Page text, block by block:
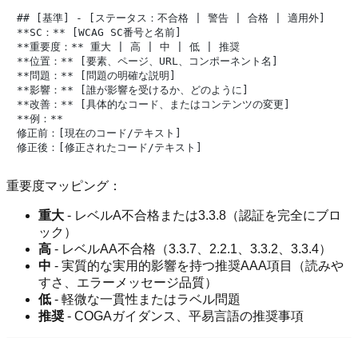
## [基準] - [ステータス：不合格 | 警告 | 合格 | 適用外]
**SC：** [WCAG SC番号と名前]
**重要度：** 重大 | 高 | 中 | 低 | 推奨
**位置：** [要素、ページ、URL、コンポーネント名]
**問題：** [問題の明確な説明]
**影響：** [誰が影響を受けるか、どのように]
**改善：** [具体的なコード、またはコンテンツの変更]
**例：**
修正前：[現在のコード/テキスト]
重要度マッピング：
重大 - レベルA不合格または3.3.8（認証を完全にブロ
ック）
高 - レベルAA不合格（3.3.7、2.2.1、3.3.2、3.3.4）
中 - 実質的な実用的影響を持つ推奨AAA項目（読みや
すさ、エラーメッセージ品質）
低 - 軽微な一貫性またはラベル問題
推奨 - COGAガイダンス、平易言語の推奨事項